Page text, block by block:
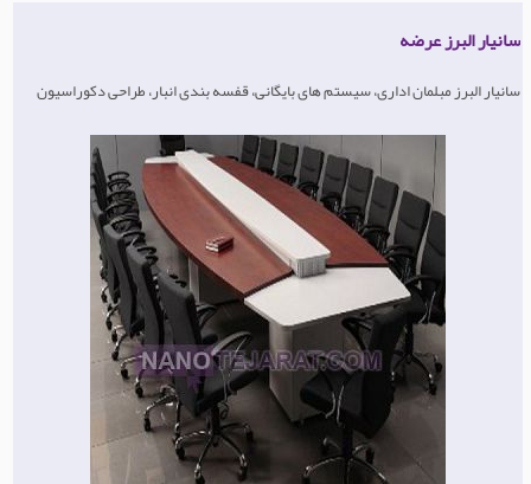
سانیار البرز عرضه
سانیار البرز مبلمان اداری، سیستم های بایگانی، قفسه بندی انبار، طراحی دکوراسیون